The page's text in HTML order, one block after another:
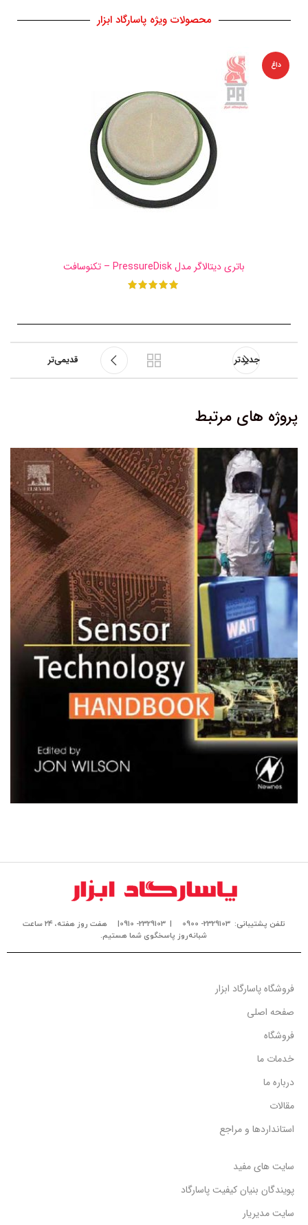
محصولات ویژه پاسارگاد ابزار
داغ
باتری دیتالاگر مدل PressureDisk – تکنوسافت
جدیدتر قدیمی‌تر
پروژه های مرتبط
تلفن پشتیبانی: 2329103- 0900 | 2329103- 0910|
هفت روز هفته، ۲۴ ساعت
شبانه‌روز پاسخگوی شما هستیم.
فروشگاه پاسارگاد ابزار
صفحه اصلی
فروشگاه
خدمات ما
درباره ما
مقالات
استانداردها و مراجع
سایت های مفید
پویندگان بنیان کیفیت پاسارگاد
سایت مدیریار